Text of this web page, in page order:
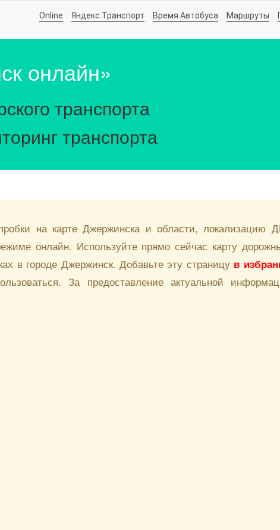
Online Яндекс.Транспорт Время Автобуса Маршруты
онлайн»
транспорта
транспорта
на карте Джержинска и области,
онлайн. Используйте прямо сейчас карту
в городе Джержинск. Добавьте эту страницу в
За предоставление актуальной